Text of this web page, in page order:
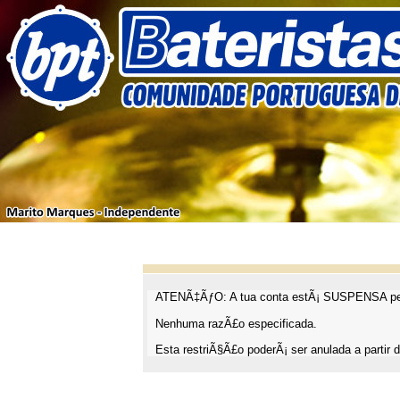
ATENÃ‡ÃƒO: A tua conta estÃ¡ SUSPENSA
Nenhuma razÃ£o especificada.
Esta restriÃ§Ã£o poderÃ¡ ser anulada a partir